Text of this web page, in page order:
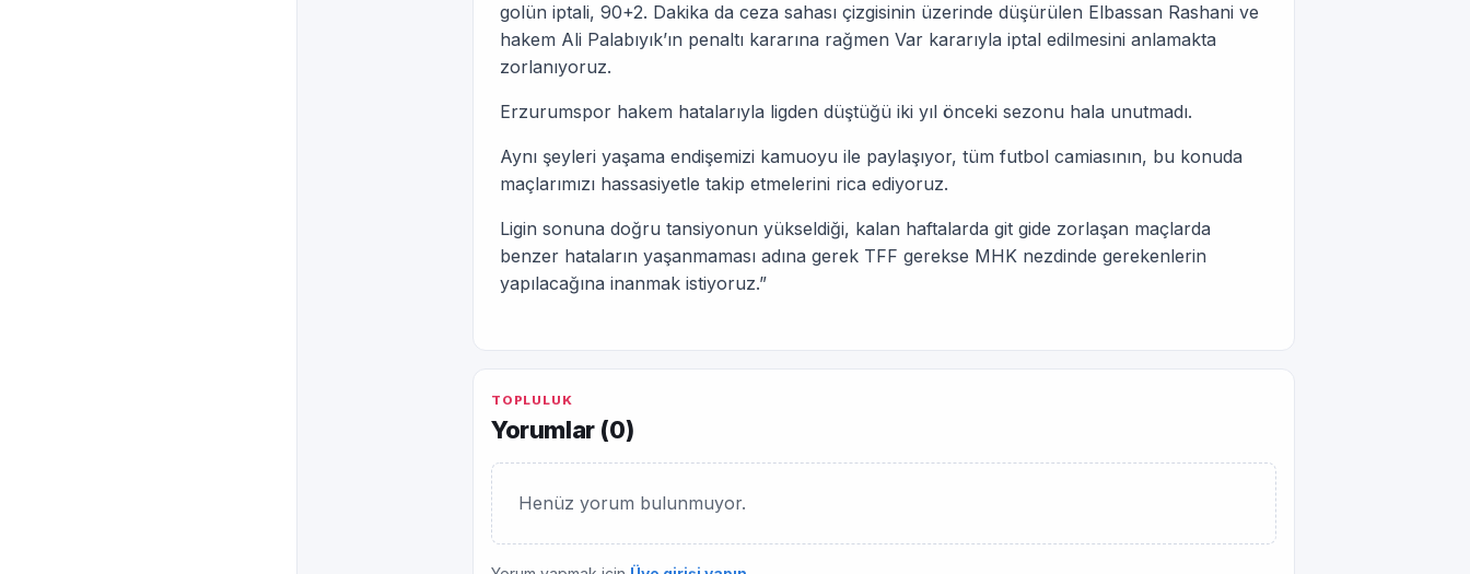
golün iptali, 90+2. Dakika da ceza sahası çizgisinin üzerinde düşürülen Elbassan Rashani ve
hakem Ali Palabıyık’ın penaltı kararına rağmen Var kararıyla iptal edilmesini anlamakta
zorlanıyoruz.
Erzurumspor hakem hatalarıyla ligden düştüğü iki yıl önceki sezonu hala unutmadı.
Aynı şeyleri yaşama endişemizi kamuoyu ile paylaşıyor, tüm futbol camiasının, bu konuda
maçlarımızı hassasiyetle takip etmelerini rica ediyoruz.
Ligin sonuna doğru tansiyonun yükseldiği, kalan haftalarda git gide zorlaşan maçlarda
benzer hataların yaşanmaması adına gerek TFF gerekse MHK nezdinde gerekenlerin
yapılacağına inanmak istiyoruz.”
TOPLULUK
Yorumlar (0)
Henüz yorum bulunmuyor.